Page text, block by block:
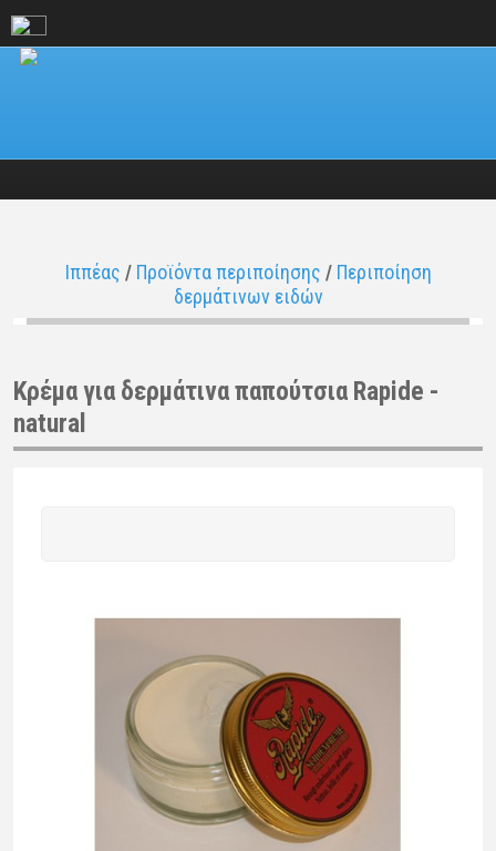
Ιππέας / Προϊόντα περιποίησης / Περιποίηση
δερμάτινων ειδών
Κρέμα για δερμάτινα παπούτσια Rapide -
natural